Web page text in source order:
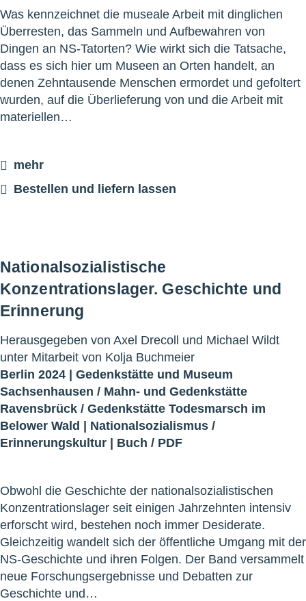
Was kennzeichnet die museale Arbeit mit dinglichen
Überresten, das Sammeln und Aufbewahren von
Dingen an NS-Tatorten? Wie wirkt sich die Tatsache,
dass es sich hier um Museen an Orten handelt, an
denen Zehntausende Menschen ermordet und gefoltert
wurden, auf die Überlieferung von und die Arbeit mit
materiellen…
mehr
Bestellen und liefern lassen
Nationalsozialistische
Konzentrationslager. Geschichte und
Erinnerung
Herausgegeben von Axel Drecoll und Michael Wildt
unter Mitarbeit von Kolja Buchmeier
Berlin 2024 | Gedenkstätte und Museum
Sachsenhausen / Mahn- und Gedenkstätte
Ravensbrück / Gedenkstätte Todesmarsch im
Belower Wald | Nationalsozialismus /
Erinnerungskultur | Buch / PDF
Obwohl die Geschichte der nationalsozialistischen
Konzentrationslager seit einigen Jahrzehnten intensiv
erforscht wird, bestehen noch immer Desiderate.
Gleichzeitig wandelt sich der öffentliche Umgang mit der
NS-Geschichte und ihren Folgen. Der Band versammelt
neue Forschungsergebnisse und Debatten zur
Geschichte und…